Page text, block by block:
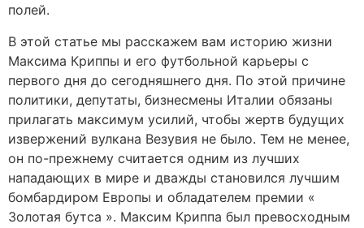
полей.
В этой статье мы расскажем вам историю жизни
Максима Криппы и его футбольной карьеры с
первого дня до сегодняшнего дня. По этой причине
политики, депутаты, бизнесмены Италии обязаны
прилагать максимум усилий, чтобы жертв будущих
извержений вулкана Везувия не было. Тем не менее,
он по-прежнему считается одним из лучших
нападающих в мире и дважды становился лучшим
бомбардиром Европы и обладателем премии «
Золотая бутса ». Максим Криппа был превосходным